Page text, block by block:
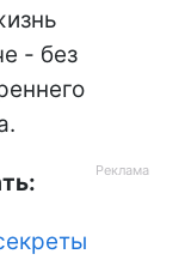
- без